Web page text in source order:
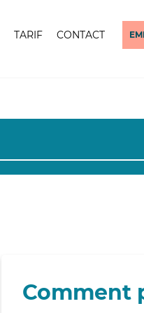
TARIF CONTACT
Comment